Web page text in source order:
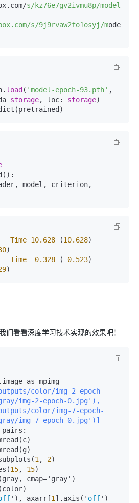
s/kz76e7gv2ivmu8p/model-
s/9j9rvaw2fo1osyj/model-
load ( 'model-epoch-93.pth' ,
storage, loc: storage)
model, criterion,
Time 10.628 (10.628)
Time 0.328 ( 0.523)
看看深度学习技术实现的效果吧！
color/img-2-epoch-
img-2-epoch-0.jpg'),
img-7-epoch-0.jpg')]
1 , 2)
15, 15)
cmap='gray')
'), axarr[1 ].axis(' off')